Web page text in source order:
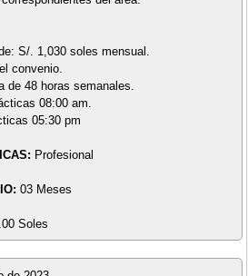
S/. 1,030 soles mensual.
convenio.
de 48 horas semanales.
08:00 am.
05:30 pm
Profesional
03 Meses
Soles